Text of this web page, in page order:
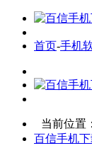
首页-手机
当前位置：
百信手机